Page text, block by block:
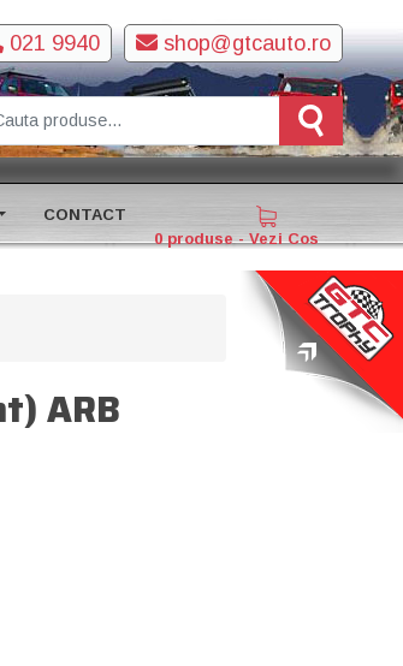
shop@gtcauto.ro
021 9940
CONTACT
0 produse - Vezi Cos
ARB